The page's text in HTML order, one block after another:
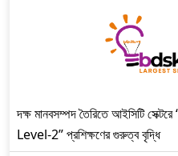
দক্ষ মানবসম্পদ তৈরিতে আইসিটি
Level-2” প্রশিক্ষণের গুরুত্ব বৃদ্ধি